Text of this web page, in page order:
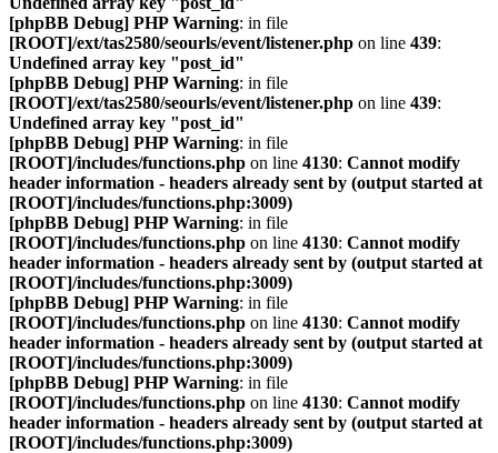
[phpBB Debug] PHP Warning: in file
[ROOT]/ext/tas2580/seourls/event/listener.php on line 439:
Undefined array key "post_id"
[phpBB Debug] PHP Warning: in file
[ROOT]/ext/tas2580/seourls/event/listener.php on line 439:
Undefined array key "post_id"
[phpBB Debug] PHP Warning: in file
[ROOT]/includes/functions.php on line 4130: Cannot modify
header information - headers already sent by (output started at
[ROOT]/includes/functions.php:3009)
[phpBB Debug] PHP Warning: in file
[ROOT]/includes/functions.php on line 4130: Cannot modify
header information - headers already sent by (output started at
[ROOT]/includes/functions.php:3009)
[phpBB Debug] PHP Warning: in file
[ROOT]/includes/functions.php on line 4130: Cannot modify
header information - headers already sent by (output started at
[ROOT]/includes/functions.php:3009)
[phpBB Debug] PHP Warning: in file
[ROOT]/includes/functions.php on line 4130: Cannot modify
header information - headers already sent by (output started at
[ROOT]/includes/functions.php:3009)